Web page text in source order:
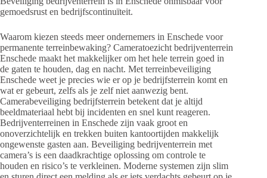
gemoedsrust en bedrijfscontinuïteit.
Waarom kiezen steeds meer ondernemers in Enschede voor
permanente terreinbewaking? Cameratoezicht bedrijventerrein
Enschede maakt het makkelijker om het hele terrein goed in
de gaten te houden, dag en nacht. Met terreinbeveiliging
Enschede weet je precies wie er op je bedrijfsterrein komt en
wat er gebeurt, zelfs als je zelf niet aanwezig bent.
Camerabeveiliging bedrijfsterrein betekent dat je altijd
beeldmateriaal hebt bij incidenten en snel kunt reageren.
Bedrijventerreinen in Enschede zijn vaak groot en
onoverzichtelijk en trekken buiten kantoortijden makkelijk
ongewenste gasten aan. Beveiliging bedrijventerrein met
camera’s is een daadkrachtige oplossing om controle te
houden en risico’s te verkleinen. Moderne systemen zijn slim